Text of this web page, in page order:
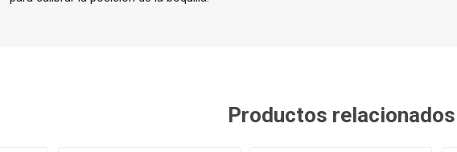
Productos relacionados